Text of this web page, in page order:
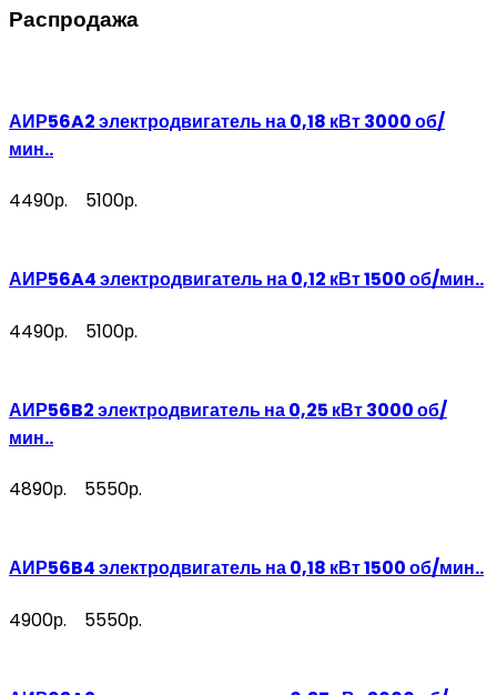
Распродажа
АИР56A2 электродвигатель на 0,18 кВт 3000 об/
мин..
4490р. 5100р.
АИР56A4 электродвигатель на 0,12 кВт 1500 об/мин..
4490р. 5100р.
АИР56B2 электродвигатель на 0,25 кВт 3000 об/
мин..
4890р. 5550р.
АИР56B4 электродвигатель на 0,18 кВт 1500 об/мин..
4900р. 5550р.